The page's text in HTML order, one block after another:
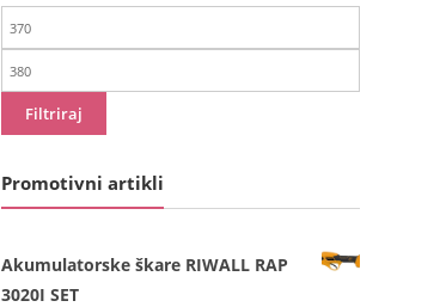
Min
cijena
Maks
cijena
Filtriraj
Promotivni artikli
Akumulatorske škare RIWALL RAP
3020I SET